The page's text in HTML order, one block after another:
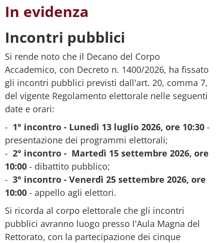
In evidenza
Incontri pubblici
Si rende noto che il Decano del Corpo
Accademico, con Decreto n. 1400/2026, ha fissato
gli incontri pubblici previsti dall'art. 20, comma 7,
del vigente Regolamento elettorale nelle seguenti
date e orari:
- 1° incontro - Lunedì 13 luglio 2026, ore 10:30 -
presentazione dei programmi elettorali;
- 2° incontro - Martedì 15 settembre 2026, ore
10:00 - dibattito pubblico;
- 3° incontro - Venerdì 25 settembre 2026, ore
10:00 - appello agli elettori.
Si ricorda al corpo elettorale che gli incontri
pubblici avranno luogo presso l'Aula Magna del
Rettorato, con la partecipazione dei cinque